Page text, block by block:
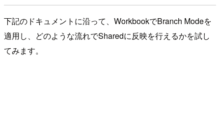
下記のドキュメントに沿って、WorkbookでBranch Modeを
適用し、どのような流れでSharedに反映を行えるかを試し
てみます。